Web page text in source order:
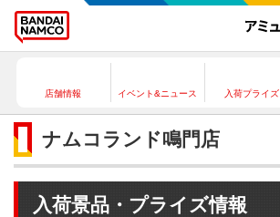
店舗情報 イベント&ニュース 入荷プライズ
ナムコランド鳴門店
入荷景品・プライズ情報